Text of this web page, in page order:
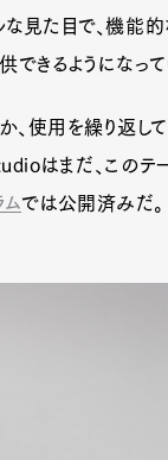
見た目で、機能的
きるようになって
使用を繰り返し
はまだ、このテ
ムでは公開済みだ。